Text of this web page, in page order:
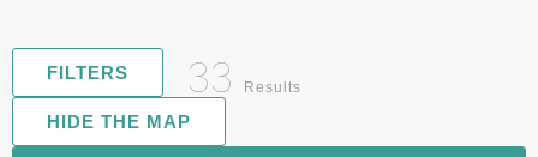
FILTERS 33 Results
HIDE THE MAP